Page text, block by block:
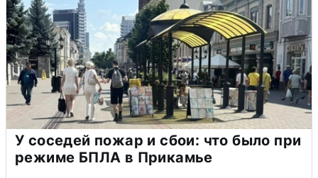
У соседей пожар и сбои: что было при
режиме БПЛА в Прикамье